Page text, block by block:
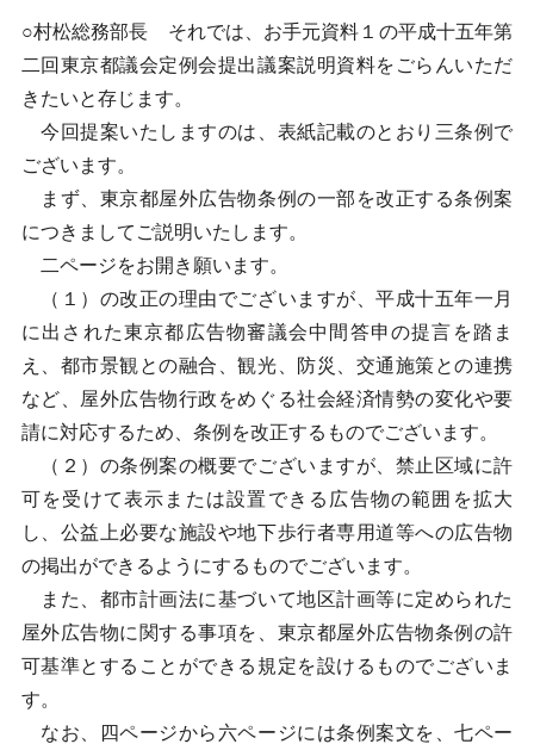
○村松総務部長 それでは、お手元資料１の平成十五年第
二回東京都議会定例会提出議案説明資料をごらんいただ
きたいと存じます。
今回提案いたしますのは、表紙記載のとおり三条例で
ございます。
まず、東京都屋外広告物条例の一部を改正する条例案
につきましてご説明いたします。
二ページをお開き願います。
（１）の改正の理由でございますが、平成十五年一月
に出された東京都広告物審議会中間答申の提言を踏ま
え、都市景観との融合、観光、防災、交通施策との連携
など、屋外広告物行政をめぐる社会経済情勢の変化や要
請に対応するため、条例を改正するものでございます。
（２）の条例案の概要でございますが、禁止区域に許
可を受けて表示または設置できる広告物の範囲を拡大
し、公益上必要な施設や地下歩行者専用道等への広告物
の掲出ができるようにするものでございます。
また、都市計画法に基づいて地区計画等に定められた
屋外広告物に関する事項を、東京都屋外広告物条例の許
可基準とすることができる規定を設けるものでございま
す。
なお、四ページから六ページには条例案文を、七ペー